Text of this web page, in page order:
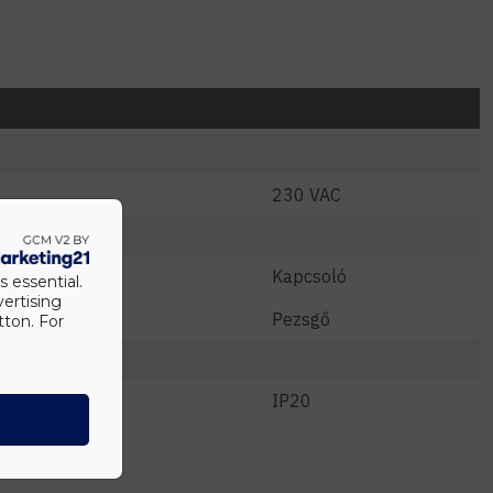
230 VAC
Kapcsoló
Pezsgő
IP20
essential.
For